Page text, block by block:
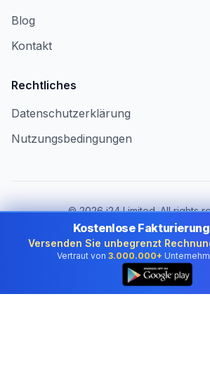
Blog
Kontakt
Rechtliches
Datenschutzerklärung
Nutzungsbedingungen
©2026i24 Limited. All rights
Für Unternehmen in
Land wechseln:
Switzerland
Kostenlose
Versenden Sie unbegrenzt
Vertraut von 3.000.000+
👆